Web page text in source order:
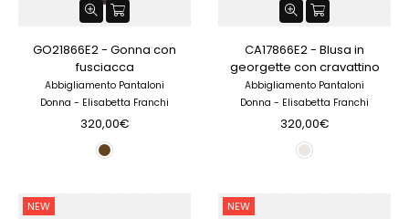
GO21866E2 - Gonna con
fusciacca
Abbigliamento Pantaloni
Donna - Elisabetta Franchi
320,00€
CA17866E2 - Blusa in
georgette con cravattino
Abbigliamento Pantaloni
Donna - Elisabetta Franchi
320,00€
NEW NEW